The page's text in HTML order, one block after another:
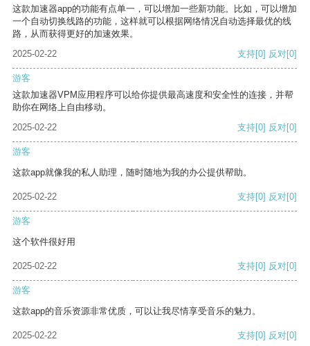
这款加速器app的功能有点单一，可以增加一些新功能。比如，可以增加
一个自动切换线路的功能，这样就可以根据网络情况自动选择最优的线
路，从而获得更好的加速效果。
2025-02-22
支持[0] 反对[0]
游客
这款加速器VPM应用程序可以给你提供最高速度和安全性的连接，并帮
助你在网络上自由移动。
2025-02-22
支持[0] 反对[0]
游客
这款app就像我的私人助理，随时随地为我的办公提供帮助。
2025-02-22 支持[0] 反对[0]
游客
这个软件很好用
2025-02-22 支持[0] 反对[0]
游客
这款app的音乐资源非常优质，可以让我尽情享受音乐的魅力。
2025-02-22 支持[0] 反对[0]